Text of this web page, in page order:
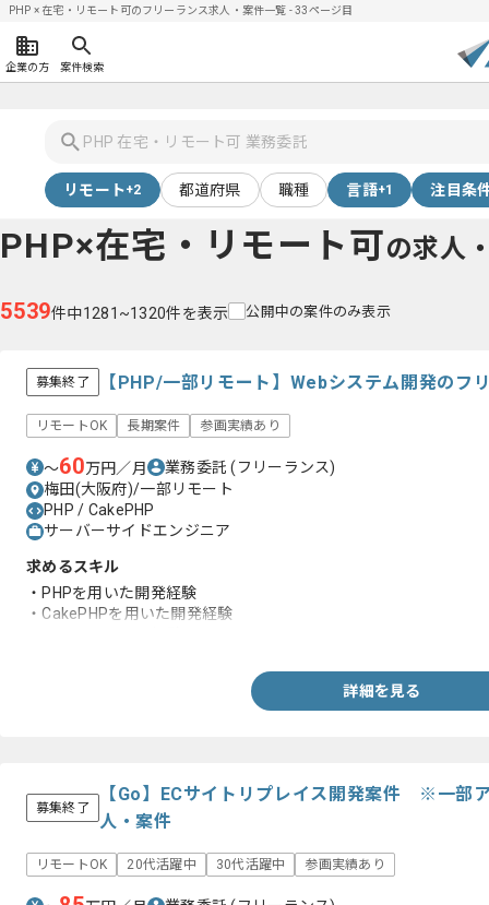
PHP × 在宅・リモート可のフリーランス求人・案件一覧 - 33ページ目
企業の方 案件検索
リモート+2 都道府県 職種 言語+1 注目条
PHP×在宅・リモート可の求人
5539件中1281~1320件を表示 公開中の案件のみ表示
募集終了 【PHP/一部リモート】Webシステム開発のフ
リモートOK 長期案件 参画実績あり
〜60万円／月 業務委託(フリーランス)
梅田(大阪府)/一部リモート
PHP / CakePHP
サーバーサイドエンジニア
求めるスキル
・PHPを用いた開発経験
・CakePHPを用いた開発経験
詳細を見る
募集終了
【Go】ECサイトリプレイス開発案件 ※一部
人・案件
リモートOK 20代活躍中 30代活躍中 参画実績あり